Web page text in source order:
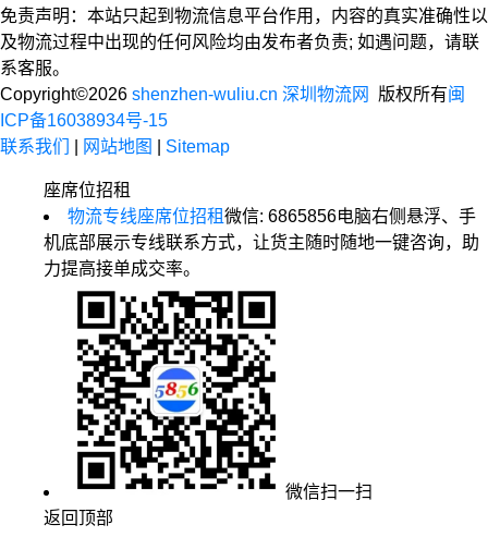
免责声明：本站只起到物流信息平台作用，内容的真实准确性以
及物流过程中出现的任何风险均由发布者负责; 如遇问题，请联
系客服。
Copyright©2026 shenzhen-wuliu.cn 深圳物流网 版权所有闽
ICP备16038934号-15
联系我们
网站地图 Sitemap
座席位招租
物流专线座席位招租微信: 6865856电脑右侧悬浮、手
机底部展示专线联系方式，让货主随时随地一键咨询，助
力提高接单成交率。
微信扫一扫
返回顶部